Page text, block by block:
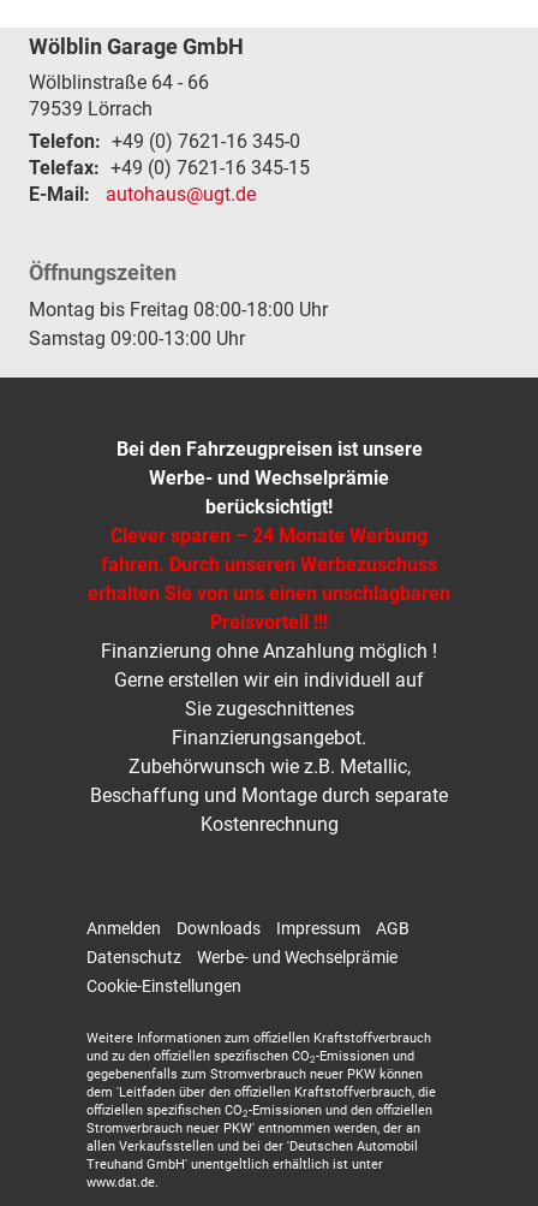
Wölblin Garage GmbH
Wölblinstraße 64 - 66
79539 Lörrach
Telefon: +49 (0) 7621-16 345-0
Telefax: +49 (0) 7621-16 345-15
E-Mail:
autohaus@ugt.de
Öffnungszeiten
Montag bis Freitag 08:00-18:00 Uhr
Samstag 09:00-13:00 Uhr
Bei den Fahrzeugpreisen ist unsere
Werbe- und Wechselprämie
berücksichtigt!
Clever sparen – 24 Monate Werbung
fahren. Durch unseren Werbezuschuss
erhalten Sie von uns einen unschlagbaren
Preisvorteil !!!
Finanzierung ohne Anzahlung möglich !
Gerne erstellen wir ein individuell auf
Sie zugeschnittenes
Finanzierungsangebot.
Zubehörwunsch wie z.B. Metallic,
Beschaffung und Montage durch separate
Kostenrechnung
Anmelden Downloads Impressum
AGB
Datenschutz
Werbe- und Wechselprämie
Cookie-Einstellungen
Weitere Informationen zum offiziellen Kraftstoffverbrauch
und zu den offiziellen spezifischen CO2-Emissionen und
gegebenenfalls zum Stromverbrauch neuer PKW können
dem 'Leitfaden über den offiziellen Kraftstoffverbrauch, die
offiziellen spezifischen CO2-Emissionen und den offiziellen
Stromverbrauch neuer PKW' entnommen werden, der an
allen Verkaufsstellen und bei der 'Deutschen Automobil
Treuhand GmbH' unentgeltlich erhältlich ist unter
www.dat.de.